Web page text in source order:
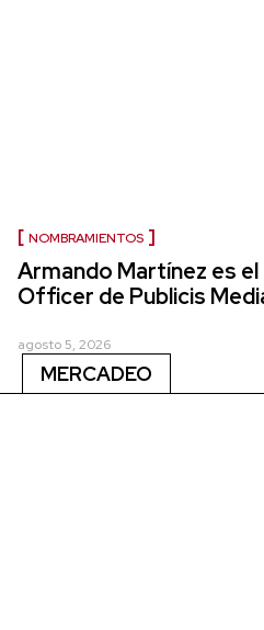
NOMBRAMIENTOS
Armando Martínez es
Officer de Publicis
agosto 5, 2026
MERCADEO